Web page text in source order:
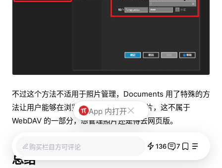
不过这个方法不适用于照片管理，Documents 用了特殊的方
法让用户能够在浏览器中直接管理手机照片，这不属于
WebDAV 的一部分，想管理照片还是得去网页版。
总结
购买栏目方可评论 136 7
App 内打开